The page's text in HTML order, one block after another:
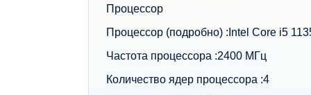
Процессор
Процессор (подробно) :Intel Core i5
Частота процессора :2400 МГц
Количество ядер процессора :4